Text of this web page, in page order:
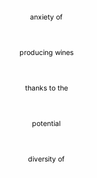
anxiety of
producing wines
thanks to the
potential
diversity of